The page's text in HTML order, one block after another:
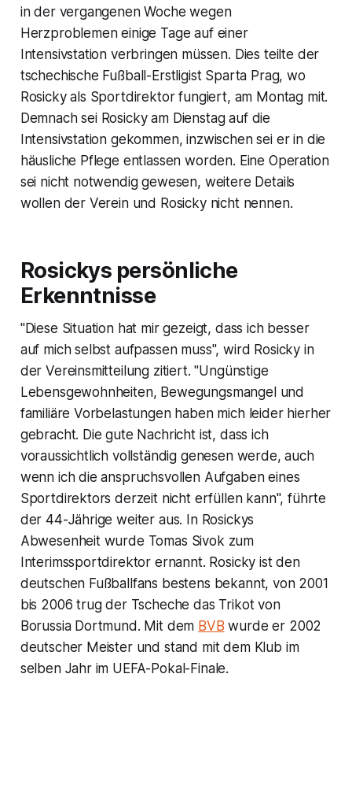
in der vergangenen Woche wegen
Herzproblemen einige Tage auf einer
Intensivstation verbringen müssen. Dies teilte der
tschechische Fußball-Erstligist Sparta Prag, wo
Rosicky als Sportdirektor fungiert, am Montag mit.
Demnach sei Rosicky am Dienstag auf die
Intensivstation gekommen, inzwischen sei er in die
häusliche Pflege entlassen worden. Eine Operation
sei nicht notwendig gewesen, weitere Details
wollen der Verein und Rosicky nicht nennen.
Rosickys persönliche
Erkenntnisse
"Diese Situation hat mir gezeigt, dass ich besser
auf mich selbst aufpassen muss", wird Rosicky in
der Vereinsmitteilung zitiert. "Ungünstige
Lebensgewohnheiten, Bewegungsmangel und
familiäre Vorbelastungen haben mich leider hierher
gebracht. Die gute Nachricht ist, dass ich
voraussichtlich vollständig genesen werde, auch
wenn ich die anspruchsvollen Aufgaben eines
Sportdirektors derzeit nicht erfüllen kann", führte
der 44-Jährige weiter aus. In Rosickys
Abwesenheit wurde Tomas Sivok zum
Interimssportdirektor ernannt. Rosicky ist den
deutschen Fußballfans bestens bekannt, von 2001
bis 2006 trug der Tscheche das Trikot von
Borussia Dortmund. Mit dem BVB wurde er 2002
deutscher Meister und stand mit dem Klub im
selben Jahr im UEFA-Pokal-Finale.